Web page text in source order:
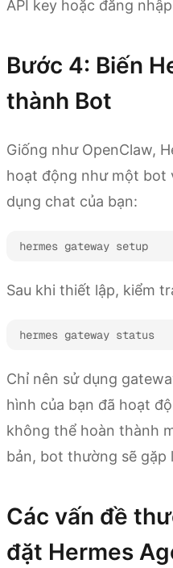
API key hoặc đăng
Bước 4: Biến
thành Bot
Giống như OpenClaw,
hoạt động như một bot
dụng chat của bạn:
hermes gateway setup
Sau khi thiết lập, kiểm
hermes gateway status
Chỉ nên sử dụng
hình của bạn đã hoạt
không thể hoàn thành
bản, bot thường sẽ gặp
Các vấn đề
đặt Hermes